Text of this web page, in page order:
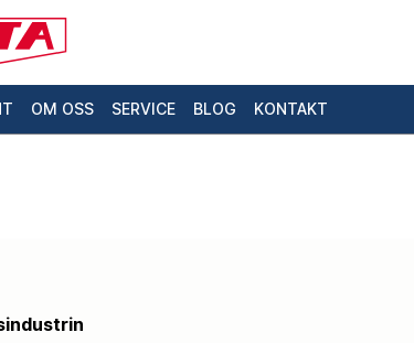
OM OSS SERVICE BLOG KONTAKT